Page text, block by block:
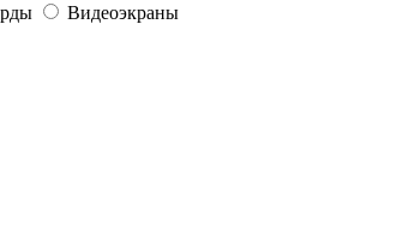
Видеоэкраны